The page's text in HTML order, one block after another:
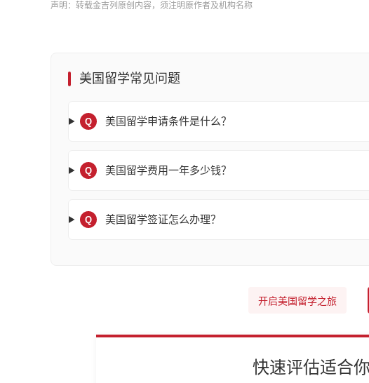
声明：转载金吉列原创内容，须注明原作者及机构名称
美国留学常见问题
Q 美国留学申请条件是什么？
Q 美国留学费用一年多少钱？
Q 美国留学签证怎么办理？
开启美国留学之旅
快速评估适合